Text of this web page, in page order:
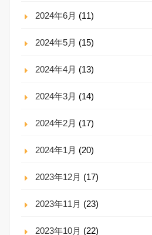
2024年6月 (11)
2024年5月 (15)
2024年4月 (13)
2024年3月 (14)
2024年2月 (17)
2024年1月 (20)
2023年12月 (17)
2023年11月 (23)
2023年10月 (22)